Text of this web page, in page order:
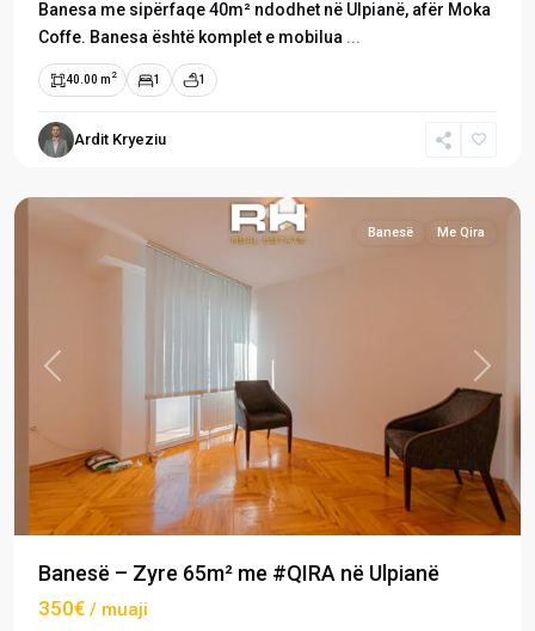
Banesa me sipërfaqe 40m² ndodhet në Ulpianë, afër Moka
Coffe. Banesa është komplet e mobilua ...
40.00 m 2 1 1
Ardit Kryeziu
Ulpianë,
Previous Next
Banesë Me Qira
Banesë – Zyre 65m² me #QIRA në Ulpianë
350€ / muaji